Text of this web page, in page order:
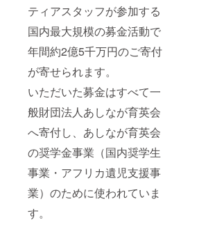
ティアスタッフが参加する
国内最大規模の募金活動で
年間約2億5千万円のご寄付
が寄せられます。
いただいた募金はすべて一
般財団法人あしなが育英会
へ寄付し、あしなが育英会
の奨学金事業（国内奨学生
事業・アフリカ遺児支援事
業）のために使われていま
す。